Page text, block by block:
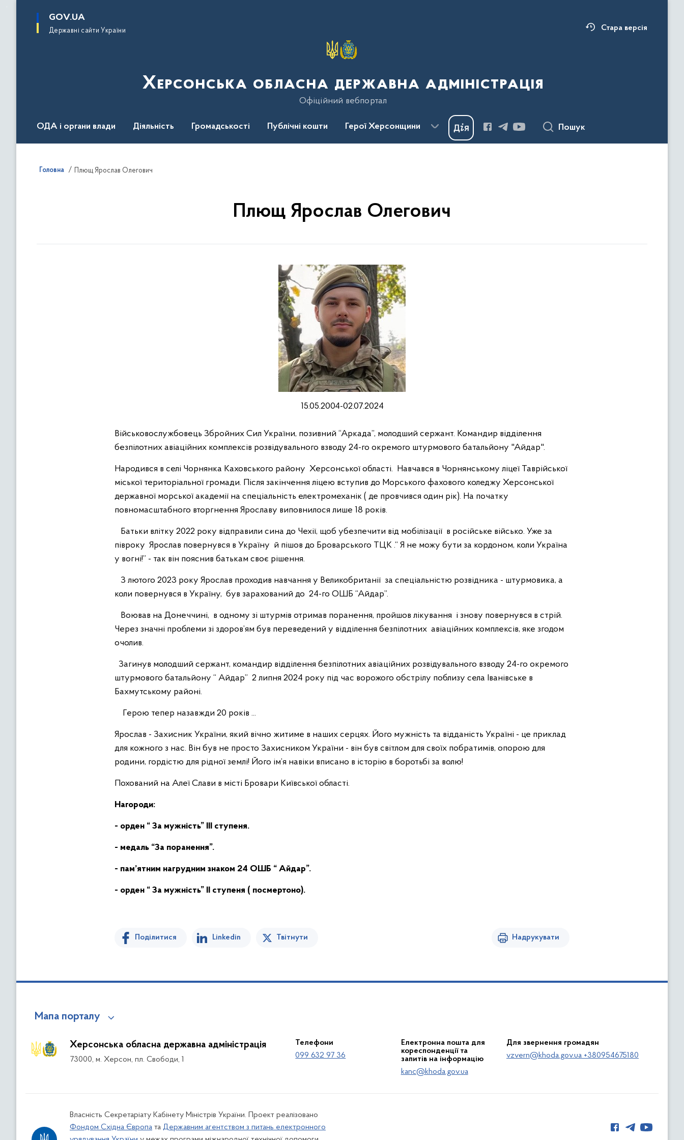
основного
GOV.UA
Державні сайти України Стара версія
Херсонська обласна державна адміністрація
Офіційний вебпортал
ОДА і органи влади Діяльність Громадськості Публічні кошти Герої Херсонщини Пошук
Головна Плющ Ярослав Олегович
Плющ Ярослав Олегович
15.05.2004-02.07.2024
Військовослужбовець Збройних Сил України, позивний “Аркада”, молодший сержант. Командир відділення
безпілотних авіаційних комплексів розвідувального взводу 24-го окремого штурмового батальйону "Айдар".
Народився в селі Чорнянка Каховського району Херсонської області. Навчався в Чорнянському ліцеї Таврійської
міської територіальної громади. Після закінчення ліцею вступив до Морського фахового коледжу Херсонської
державної морської академії на спеціальність електромеханік ( де провчився один рік). На початку
повномасштабного вторгнення Ярославу виповнилося лише 18 років.
Батьки влітку 2022 року відправили сина до Чехії, щоб убезпечити від мобілізації в російське військо. Уже за
півроку Ярослав повернувся в Україну й пішов до Броварського ТЦК .“ Я не можу бути за кордоном, коли Україна
у вогні!” - так він пояснив батькам своє рішення.
З лютого 2023 року Ярослав проходив навчання у Великобританії за спеціальністю розвідника - штурмовика, а
коли повернувся в Україну, був зарахований до 24-го ОШБ “Айдар”.
Воював на Донеччині, в одному зі штурмів отримав поранення, пройшов лікування і знову повернувся в стрій.
Через значні проблеми зі здоров’ям був переведений у відділення безпілотних авіаційних комплексів, яке згодом
очолив.
Загинув молодший сержант, командир відділення безпілотних авіаційних розвідувального взводу 24-го окремого
штурмового батальйону “ Айдар” 2 липня 2024 року під час ворожого обстрілу поблизу села Іванівське в
Бахмутському районі.
Герою тепер назавжди 20 років ...
Ярослав - Захисник України, який вічно житиме в наших серцях. Його мужність та відданість Україні - це приклад
для кожного з нас. Він був не просто Захисником України - він був світлом для своїх побратимів, опорою для
родини, гордістю для рідної землі! Його ім’я навіки вписано в історію в боротьбі за волю!
Похований на Алеї Слави в місті Бровари Київської області.
Нагороди:
- орден “ За мужність” ІІІ ступеня.
- медаль “За поранення”.
- пам’ятним нагрудним знаком 24 ОШБ “ Айдар”.
- орден “ За мужність” ІІ ступеня ( посмертоно).
Поділитися Linkedin Твітнути Надрукувати
Мапа порталу
Херсонська обласна державна адміністрація
73000, м. Херсон, пл. Свободи, 1
Телефони
099 632 97 36
Електронна пошта для
кореспонденції та
запитів на інформацію
kanc@khoda.gov.ua
Для звернення громадян
vzvern@khoda.gov.ua +380954675180
Власність Секретаріату Кабінету Міністрів України. Проект реалізовано
Фондом Східна Європа та Державним агентством з питань електронного